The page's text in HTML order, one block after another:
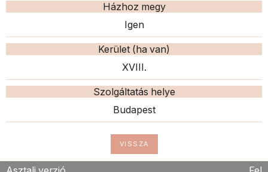
Házhoz megy
Igen
Kerület (ha van)
XVIII.
Szolgáltatás helye
Budapest
VISSZA